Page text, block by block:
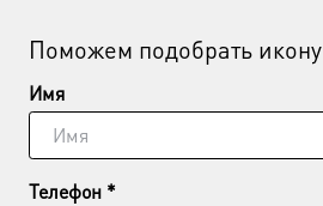
Поможем подобрать икону
Имя
Телефон *